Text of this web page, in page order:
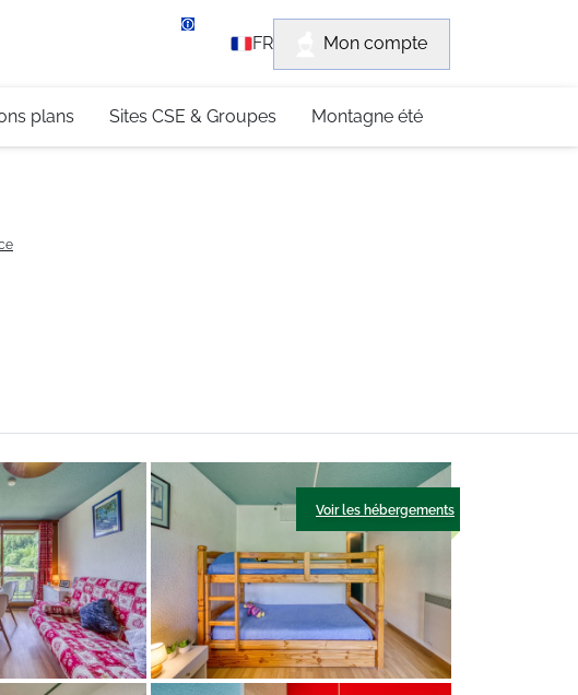
+33 (0)4 79 96 30 69
FR Mon compte
plans Sites CSE & Groupes Montagne été
Voir les hébergements